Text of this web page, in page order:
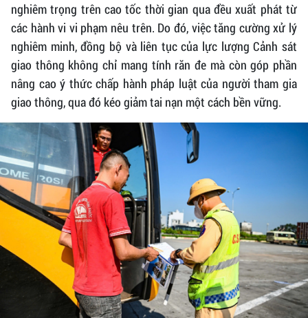
nghiêm trọng trên cao tốc thời gian qua đều xuất phát từ
các hành vi vi phạm nêu trên. Do đó, việc tăng cường xử lý
nghiêm minh, đồng bộ và liên tục của lực lượng Cảnh sát
giao thông không chỉ mang tính răn đe mà còn góp phần
nâng cao ý thức chấp hành pháp luật của người tham gia
giao thông, qua đó kéo giảm tai nạn một cách bền vững.